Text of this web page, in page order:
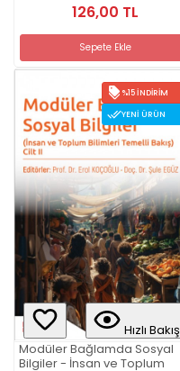
126,00 TL
Sepete Ekle
%15 İNDIRIM
YENI ÜRÜN
Hızlı Bakış
Modüler Bağlamda Sosyal
Bilgiler - İnsan ve Toplum